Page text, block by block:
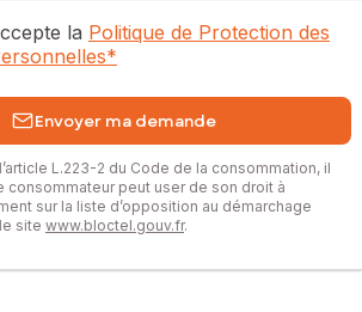
la Politique de Protection des
*
Envoyer ma demande
L.223-2 du Code de la consommation, il
consommateur peut user de son droit à
sur la liste d’opposition au démarchage
site www.bloctel.gouv.fr.